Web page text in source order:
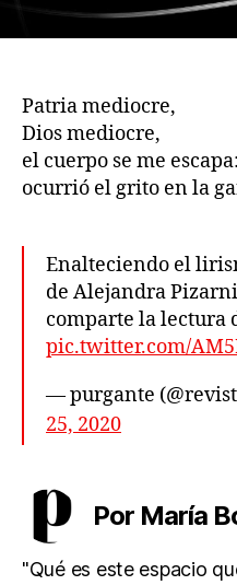
Patria mediocre,
Dios mediocre,
el cuerpo se me escapa:
ocurrió el grito en la
Enalteciendo el
de Alejandra
comparte la lectura
pic.twitter.com/
— purgante
25, 2020
Por María
"Qué es este espacio